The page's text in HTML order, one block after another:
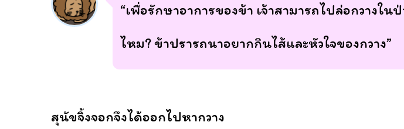
“เพื่อรักษาอาการของข้า เจ้าสามารถไปล่อกวางใ
ไหม? ข้าปรารถนาอยากกินไส้และหัวใจของกวาง”
สุนัขจิ้งจอกจึงได้ออกไปหากวาง